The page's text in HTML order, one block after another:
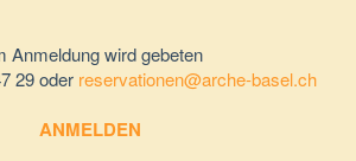
Anmeldung wird gebeten
29 oder reservationen@arche-basel.ch
ANMELDEN